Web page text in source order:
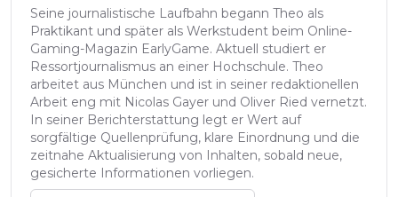
Seine journalistische Laufbahn begann Theo als
Praktikant und später als Werkstudent beim Online-
Gaming-Magazin EarlyGame. Aktuell studiert er
Ressortjournalismus an einer Hochschule. Theo
arbeitet aus München und ist in seiner redaktionellen
Arbeit eng mit Nicolas Gayer und Oliver Ried vernetzt.
In seiner Berichterstattung legt er Wert auf
sorgfältige Quellenprüfung, klare Einordnung und die
zeitnahe Aktualisierung von Inhalten, sobald neue,
gesicherte Informationen vorliegen.